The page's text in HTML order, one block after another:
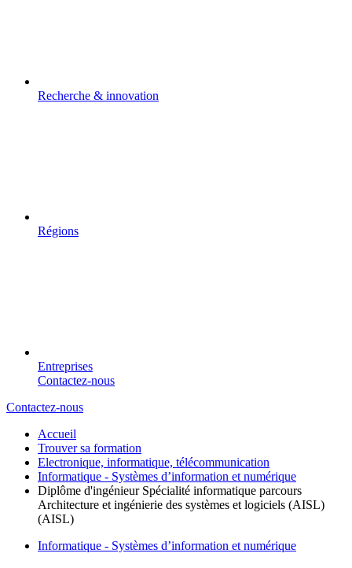
Recherche & innovation
Régions
Entreprises
Contactez-nous
Contactez-nous
Accueil
Trouver sa formation
Electronique, informatique, télécommunication
Informatique - Systèmes d’information et numérique
Diplôme d'ingénieur Spécialité informatique parcours
Architecture et ingénierie des systèmes et logiciels (AISL)
(AISL)
Informatique - Systèmes d’information et numérique